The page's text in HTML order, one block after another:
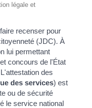
légale et
recenser pour
(JDC). À
lui permettant
concours de l'État
des
des services) est
ou de sécurité
le service national